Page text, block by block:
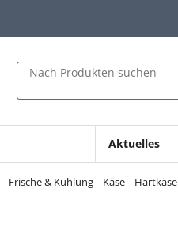
Nach Produkten suchen
Aktuelles
Frische & Kühlung Käse Hartkäse